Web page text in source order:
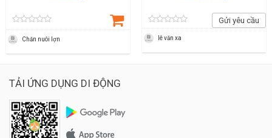
Chăn nuôi lợn
Gửi yêu cầu
lê văn xa
TẢI ỨNG DỤNG DI ĐỘNG